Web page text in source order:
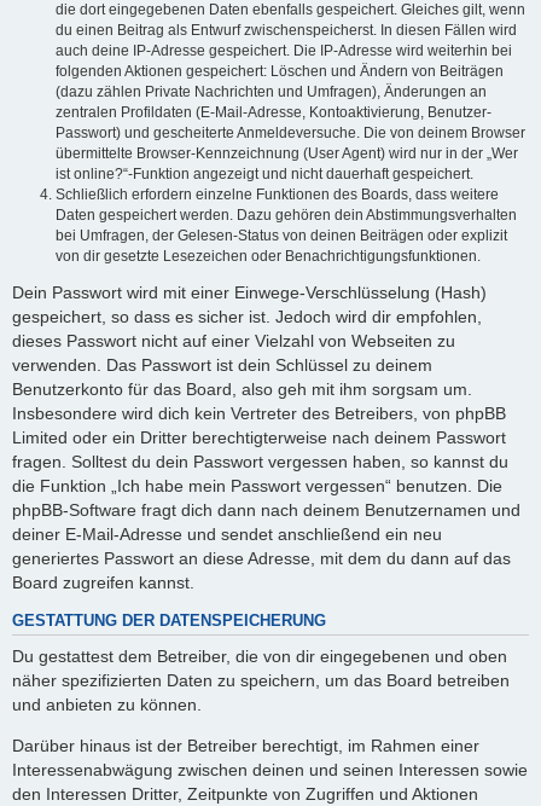
die dort eingegebenen Daten ebenfalls gespeichert. Gleiches gilt, wenn
du einen Beitrag als Entwurf zwischenspeicherst. In diesen Fällen wird
auch deine IP-Adresse gespeichert. Die IP-Adresse wird weiterhin bei
folgenden Aktionen gespeichert: Löschen und Ändern von Beiträgen
(dazu zählen Private Nachrichten und Umfragen), Änderungen an
zentralen Profildaten (E-Mail-Adresse, Kontoaktivierung, Benutzer-
Passwort) und gescheiterte Anmeldeversuche. Die von deinem Browser
übermittelte Browser-Kennzeichnung (User Agent) wird nur in der „Wer
ist online?“-Funktion angezeigt und nicht dauerhaft gespeichert.
Schließlich erfordern einzelne Funktionen des Boards, dass weitere
Daten gespeichert werden. Dazu gehören dein Abstimmungsverhalten
bei Umfragen, der Gelesen-Status von deinen Beiträgen oder explizit
von dir gesetzte Lesezeichen oder Benachrichtigungsfunktionen.
Dein Passwort wird mit einer Einwege-Verschlüsselung (Hash)
gespeichert, so dass es sicher ist. Jedoch wird dir empfohlen,
dieses Passwort nicht auf einer Vielzahl von Webseiten zu
verwenden. Das Passwort ist dein Schlüssel zu deinem
Benutzerkonto für das Board, also geh mit ihm sorgsam um.
Insbesondere wird dich kein Vertreter des Betreibers, von phpBB
Limited oder ein Dritter berechtigterweise nach deinem Passwort
fragen. Solltest du dein Passwort vergessen haben, so kannst du
die Funktion „Ich habe mein Passwort vergessen“ benutzen. Die
phpBB-Software fragt dich dann nach deinem Benutzernamen und
deiner E-Mail-Adresse und sendet anschließend ein neu
generiertes Passwort an diese Adresse, mit dem du dann auf das
Board zugreifen kannst.
GESTATTUNG DER DATENSPEICHERUNG
Du gestattest dem Betreiber, die von dir eingegebenen und oben
näher spezifizierten Daten zu speichern, um das Board betreiben
und anbieten zu können.
Darüber hinaus ist der Betreiber berechtigt, im Rahmen einer
Interessenabwägung zwischen deinen und seinen Interessen sowie
den Interessen Dritter, Zeitpunkte von Zugriffen und Aktionen